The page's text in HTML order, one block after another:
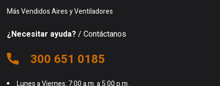
Más Vendidos Aires y Ventiladores
¿Necesitar ayuda? / Contáctanos
300 651 0185
Lunes a Viernes: 7:00 a.m. a 5:00 p.m.